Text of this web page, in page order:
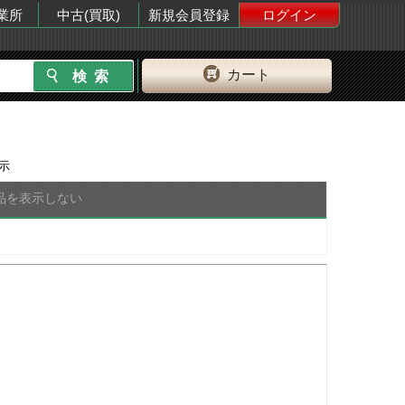
所 中古(買取) 新規会員登録
ログイン
カート
を表示しない